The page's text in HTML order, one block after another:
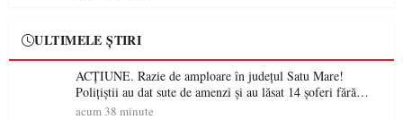
ULTIMELE ȘTIRI
ACȚIUNE. Razie de amploare în județul Satu Mare!
Polițiștii au dat sute de amenzi și au lăsat 14 șoferi fără
permis într-o singură zi
acum 38 minute